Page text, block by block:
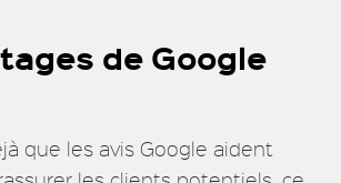
de Google
que les avis Google aident